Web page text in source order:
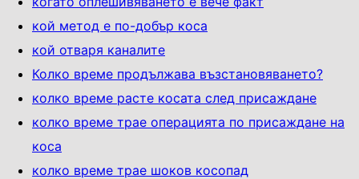
кой метод е по-добър коса
кой отваря каналите
Колко време продължава възстановяването?
колко време расте косата след присаждане
колко време трае операцията по присаждане на
коса
колко време трае шоков косопад